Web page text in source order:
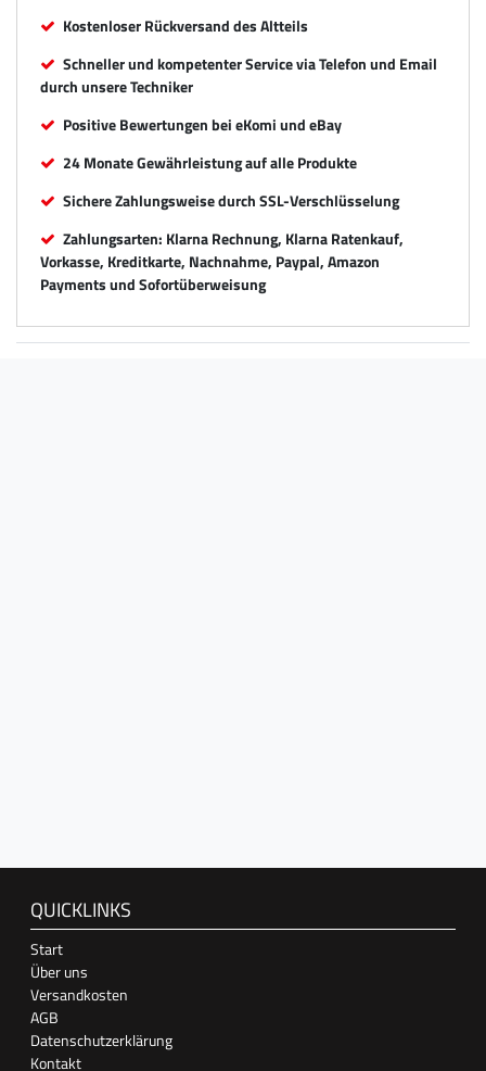
Kostenloser Rückversand des Altteils
Schneller und kompetenter Service via Telefon und Email
durch unsere Techniker
Positive Bewertungen bei eKomi und eBay
24 Monate Gewährleistung auf alle Produkte
Sichere Zahlungsweise durch SSL-Verschlüsselung
Zahlungsarten: Klarna Rechnung, Klarna Ratenkauf,
Vorkasse, Kreditkarte, Nachnahme, Paypal, Amazon
Payments und Sofortüberweisung
QUICKLINKS
Start
Über uns
Versandkosten
AGB
Datenschutzerklärung
Kontakt